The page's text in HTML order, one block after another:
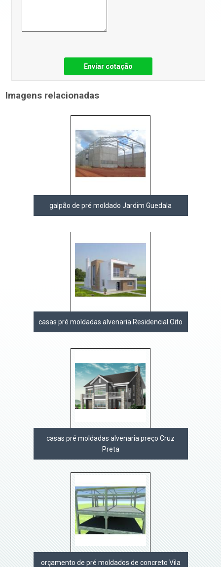
Enviar cotação
Imagens relacionadas
galpão de pré moldado Jardim Guedala
casas pré moldadas alvenaria Residencial Oito
casas pré moldadas alvenaria preço Cruz
Preta
orçamento de pré moldados de concreto Vila